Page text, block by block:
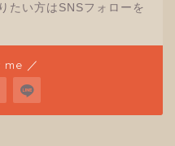
たい方はSNSフォローを
me ／